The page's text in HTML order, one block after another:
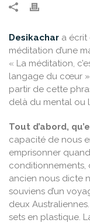
Desikachar a écrit
méditation d’une
« La méditation,
langage du cœur
partir de cette
delà du mental
Tout d’abord,
capacité de nous
emprisonner
conditionnements,
ancien nous dicte
souviens d’un
deux
sets en plastique.